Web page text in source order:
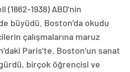
1938) ABD’nin
büyüdü. Boston’da okudu
çalışmalarına maruz
Paris’te. Boston’un sanat
birçok öğrencisi ve